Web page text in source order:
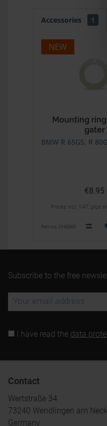
Accessories 1
NEW
Mounting
gater
BMW R 65GS, R
€8.95
Prices incl. VAT, plus
Part no. 3142669
Subscribe to the free
I have read the data
Contact
Wertstraße 34
73240 Wendlingen am
Germany